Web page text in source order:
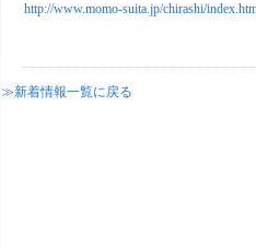
http://www.momo-suita.jp/chirashi/
≫新着情報一覧に戻る